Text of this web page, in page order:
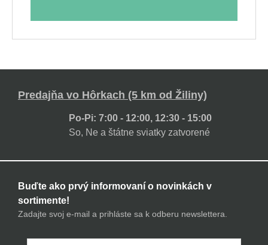
Predajňa vo Hôrkach (5 km od Žiliny)
Po-Pi: 7:00 - 12:00, 12:30 - 15:00
So, Ne a štátne sviatky zatvorené
Buďte ako prvý informovaní o novinkách v
sortimente!
Zadajte svoj e-mail a prihláste sa k odberu newslettera.